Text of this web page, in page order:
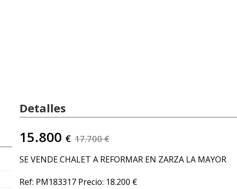
Detalles
15.800 € 17.700 €
SE VENDE CHALET A REFORMAR EN ZARZA LA MAYOR
Ref: PM183317 Precio: 18.200 €